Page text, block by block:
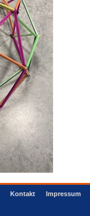
Kontakt Impressum